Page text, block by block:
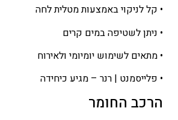
• קל לניקוי באמצעות מטלית לחה
• ניתן לשטיפה במים קרים
• מתאים לשימוש יומיומי ולאירוח
• פלייסמנט | רנר – מגיע כיחידה
הרכב החומר